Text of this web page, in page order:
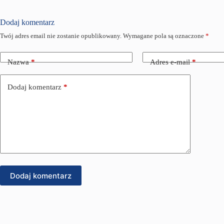
Dodaj komentarz
Twój adres email nie zostanie opublikowany. Wymagane pola są oznaczone *
Nazwa* Adres e-mail*
Dodaj komentarz *
Dodaj komentarz